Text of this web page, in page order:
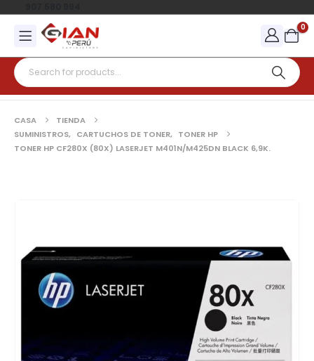
0
CASA
TIENDA
SUMINISTROS, CARTUCHOS DE TONER, TONER HP
TONER HP CF280X (80X) LASERJET M401N/M425DN BLACK 6,9K.